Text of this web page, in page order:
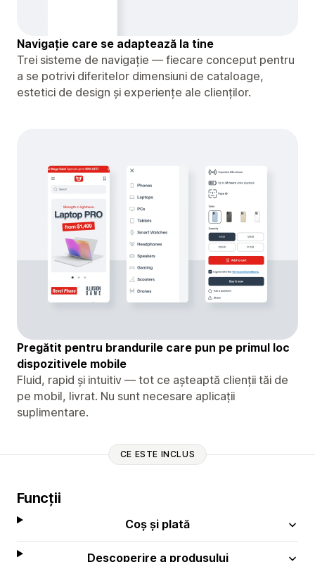
Navigație care se adaptează la tine
Trei sisteme de navigație — fiecare conceput pentru
a se potrivi diferitelor dimensiuni de cataloage,
estetici de design și experiențe ale clienților.
Pregătit pentru brandurile care pun pe primul loc
dispozitivele mobile
Fluid, rapid și intuitiv — tot ce așteaptă clienții tăi de
pe mobil, livrat. Nu sunt necesare aplicații
suplimentare.
CE ESTE INCLUS
Funcții
Coș și plată
Descoperire a produsului